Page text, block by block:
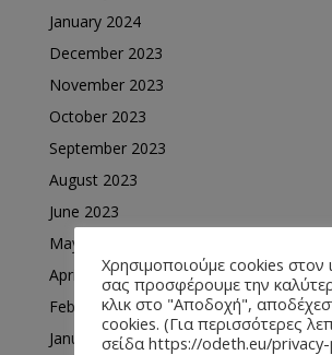
January 2024
December 2023
November 2023
October 2023
September 2023
August 2023
June 2023
May 2023
April 2023
February 2023
January 2023
Χρησιμοποιούμε cookies στον
σας προσφέρουμε την
κλικ στο "Αποδοχή",
cookies. (Για περισσότερες
σείδα https://odeth.eu/